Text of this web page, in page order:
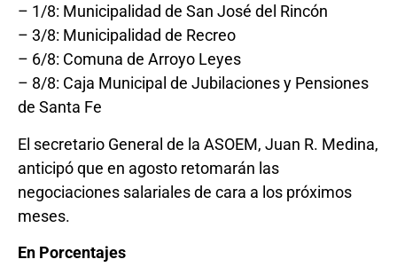
– 1/8: Municipalidad de San José del Rincón
– 3/8: Municipalidad de Recreo
– 6/8: Comuna de Arroyo Leyes
– 8/8: Caja Municipal de Jubilaciones y Pensiones
de Santa Fe
El secretario General de la ASOEM, Juan R. Medina,
anticipó que en agosto retomarán las
negociaciones salariales de cara a los próximos
meses.
En Porcentajes